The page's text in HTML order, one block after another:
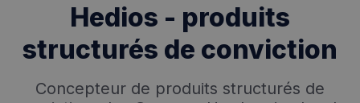
Hedios - produits
structurés de conviction
Concepteur de produits structurés de